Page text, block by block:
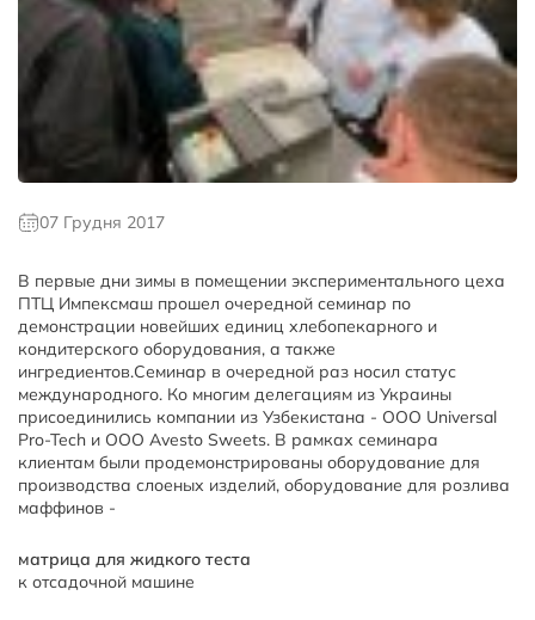
07 Грудня 2017
В первые дни зимы в помещении экспериментального цеха
ПТЦ Импексмаш прошел очередной семинар по
демонстрации новейших единиц хлебопекарного и
кондитерского оборудования, а также
ингредиентов.Семинар в очередной раз носил статус
международного. Ко многим делегациям из Украины
присоединились компании из Узбекистана - ООО Universal
Pro-Tech и ООО Avesto Sweets. В рамках семинара
клиентам были продемонстрированы оборудование для
производства слоеных изделий, оборудование для розлива
маффинов -
матрица для жидкого теста
к отсадочной машине